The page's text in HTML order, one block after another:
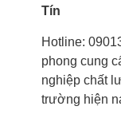
Tín
Hotline:
phong cung
nghiệp chất
trường hiện